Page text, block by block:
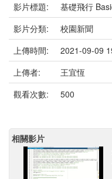
影片標題:
基礎飛行
影片分類:
校園新聞
上傳時間:
2021-09-09
上傳者:
王宜恆
觀看次數:
500
相關影片